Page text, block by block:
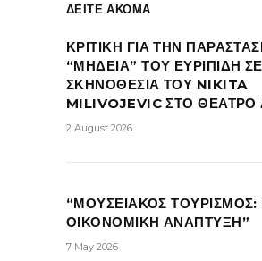
ΔΕΙΤΕ ΑΚΟΜΑ
ΚΡΙΤΙΚΗ ΓΙΑ ΤΗΝ
“ΜΗΔΕΙΑ” ΤΟΥ ΕΥΡΙΠΙΔΗ ΣΕ
ΣΚΗΝΟΘΕΣΙΑ ΤΟΥ NIKITA
MILIVOJEVIC ΣΤΟ
2 August 2026
“ΜΟΥΣΕΙΑΚΟΣ ΤΟΥΡΙΣΜΟΣ:
ΟΙΚΟΝΟΜΙΚΗ ΑΝΑΠΤΥΞΗ”
7 May 2026